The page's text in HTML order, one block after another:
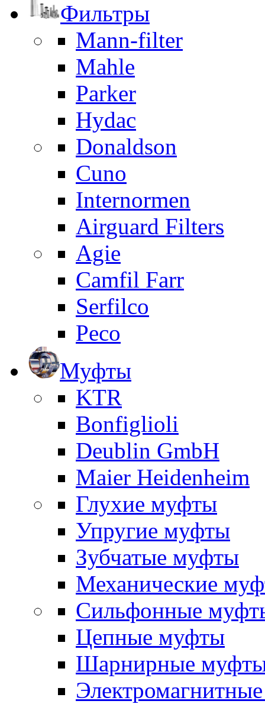
Фильтры
Mann-filter
Mahle
Parker
Hydac
Donaldson
Cuno
Internormen
Airguard Filters
Agie
Camfil Farr
Serfilco
Peco
Муфты
KTR
Bonfiglioli
Deublin GmbH
Maier Heidenheim
Глухие муфты
Упругие муфты
Зубчатые муфты
Механические
Сильфонные
Цепные муфты
Шарнирные